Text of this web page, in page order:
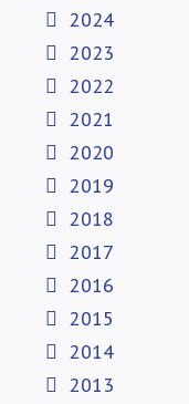
2024
2023
2022
2021
2020
2019
2018
2017
2016
2015
2014
2013